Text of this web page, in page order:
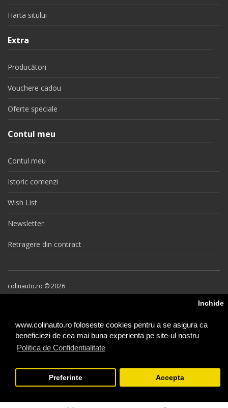
www.colinauto.ro foloseste cookies pentru a se asigura ca
beneficiezi de cea mai buna experienta pe site-ul nostru
Politica de Confidentialitate
Inchide
Preferinte Accepta
Harta sitului
Extra
Producători
Vouchere cadou
Oferte speciale
Contul meu
Contul meu
Istoric comenzi
Wish List
Newsletter
Retragere din contract
colinauto.ro © 2026